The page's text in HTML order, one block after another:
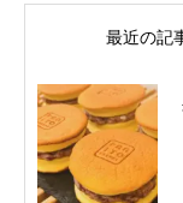
最近の記